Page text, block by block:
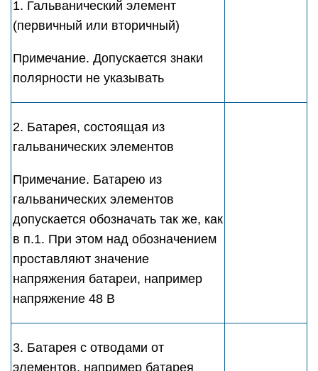
1. Гальванический элемент
(первичный или вторичный)
Примечание. Допускается знаки
полярности не указывать
2. Батарея, состоящая из
гальванических элементов
Примечание. Батарею из
гальванических элементов
допускается обозначать так же, как
в п.1. При этом над обозначением
проставляют значение
напряжения батареи, например
напряжение 48 В
3. Батарея с отводами от
элементов, например батарея